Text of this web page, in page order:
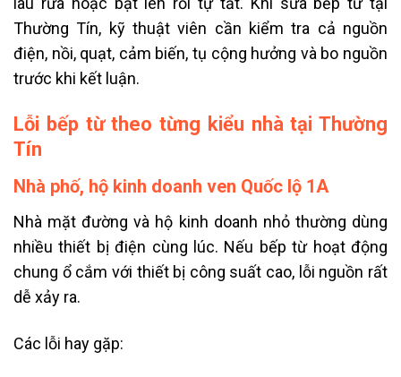
Thường Tín, kỹ thuật viên cần kiểm tra cả nguồn
điện, nồi, quạt, cảm biến, tụ cộng hưởng và bo nguồn
trước khi kết luận.
Lỗi bếp từ theo từng kiểu nhà tại Thường
Tín
Nhà phố, hộ kinh doanh ven Quốc lộ 1A
Nhà mặt đường và hộ kinh doanh nhỏ thường dùng
nhiều thiết bị điện cùng lúc. Nếu bếp từ hoạt động
chung ổ cắm với thiết bị công suất cao, lỗi nguồn rất
dễ xảy ra.
Các lỗi hay gặp: